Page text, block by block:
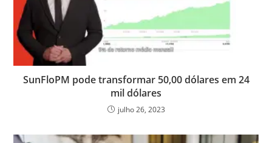
SunFloPM pode transformar 50,00 dólares em 24
mil dólares
julho 26, 2023